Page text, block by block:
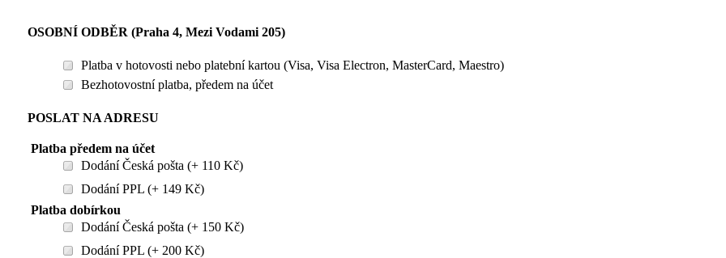
OSOBNÍ ODBĚR (Praha 4, Mezi Vodami 205)
Platba v hotovosti nebo platební kartou (Visa, Visa Electron, MasterCard, Maestro)
Bezhotovostní platba, předem na účet
POSLAT NA ADRESU
Platba předem na účet
Dodání Česká pošta (+ 110 Kč)
Dodání PPL (+ 149 Kč)
Platba dobírkou
Dodání Česká pošta (+ 150 Kč)
Dodání PPL (+ 200 Kč)